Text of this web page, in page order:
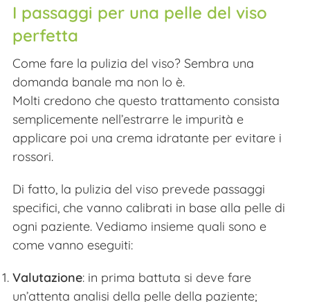
I passaggi per una pelle del viso
perfetta
Come fare la pulizia del viso? Sembra una
domanda banale ma non lo è.
Molti credono che questo trattamento consista
semplicemente nell’estrarre le impurità e
applicare poi una crema idratante per evitare i
rossori.
Di fatto, la pulizia del viso prevede passaggi
specifici, che vanno calibrati in base alla pelle di
ogni paziente. Vediamo insieme quali sono e
come vanno eseguiti:
Valutazione: in prima battuta si deve fare
un’attenta analisi della pelle della paziente;